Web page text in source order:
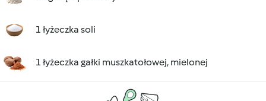
1 łyżeczka soli
1 łyżeczka gałki muszkatołowej, mielonej